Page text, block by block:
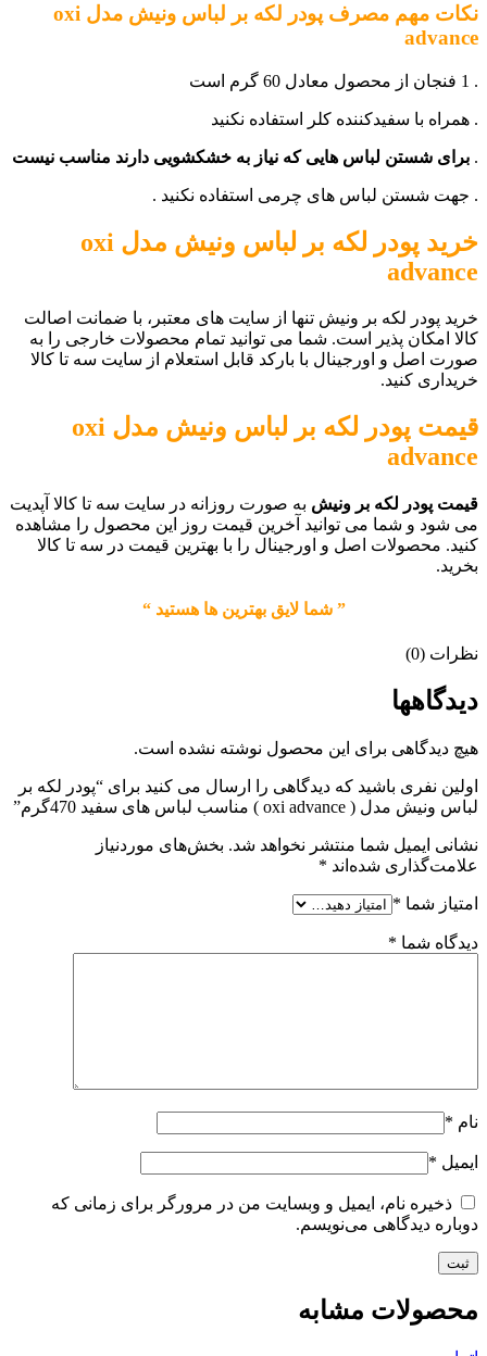
نکات مهم
مصرف پودر لکه بر لباس ونیش مدل oxi
advance
. 1 فنجان از محصول معادل 60 گرم است
. همراه با سفیدکننده کلر استفاده نکنید
. برای شستن لباس هایی که نیاز به خشکشویی دارند مناسب نیست
. جهت شستن لباس های چرمی استفاده نکنید .
خرید پودر لکه بر لباس ونیش مدل oxi
advance
خرید پودر لکه بر ونیش تنها از سایت های معتبر، با ضمانت اصالت
کالا امکان پذیر است. شما می توانید تمام محصولات خارجی را به
صورت اصل و اورجینال با بارکد قابل استعلام از سایت سه تا کالا
خریداری کنید.
قیمت پودر لکه بر لباس ونیش مدل oxi
advance
قیمت پودر لکه بر ونیش به صورت روزانه در سایت سه تا کالا آپدیت
می شود و شما می توانید آخرین قیمت روز این محصول را مشاهده
کنید. محصولات اصل و اورجینال را با بهترین قیمت در سه تا کالا
بخرید.
” شما لایق بهترین ها هستید “
نظرات (0)
دیدگاهها
هیچ دیدگاهی برای این محصول نوشته نشده است.
اولین نفری باشید که دیدگاهی را ارسال می کنید برای “پودر لکه بر
لباس ونیش مدل ( oxi advance ) مناسب لباس های سفید 470گرم”
نشانی ایمیل شما منتشر نخواهد شد. بخش‌های موردنیاز
علامت‌گذاری شده‌اند *
امتیاز شما *
دیدگاه شما *
نام *
ایمیل *
ذخیره نام، ایمیل و وبسایت من در مرورگر برای زمانی که
دوباره دیدگاهی می‌نویسم.
محصولات مشابه